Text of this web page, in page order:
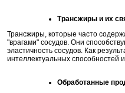
Трансжиры и их
Трансжиры, которые часто
"врагами" сосудов. Они
эластичность сосудов. Как
интеллектуальных способностей
Обработанные